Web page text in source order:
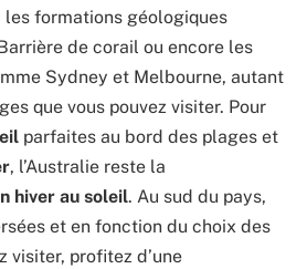
formations géologiques
de corail ou encore les
Sydney et Melbourne, autant
que vous pouvez visiter. Pour
parfaites au bord des plages et
, l’Australie reste la
hiver au soleil. Au sud du pays,
et en fonction du choix des
visiter, profitez d’une